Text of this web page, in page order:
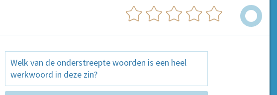
Welk van de onderstreepte woorden is een heel
werkwoord in deze zin?